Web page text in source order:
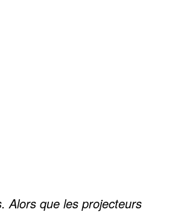
Alors que les projecteurs